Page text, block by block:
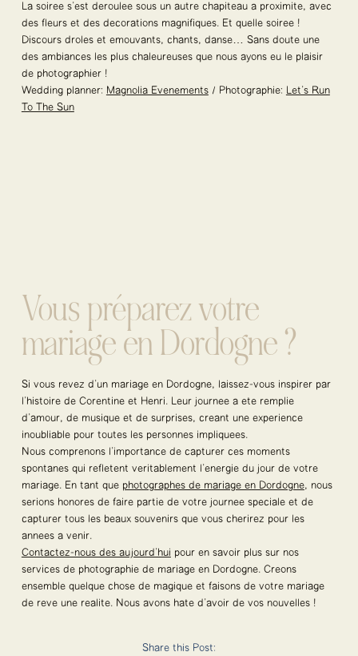
La soirée s’est déroulée sous un autre chapiteau à proximité, avec
des fleurs et des décorations magnifiques. Et quelle soirée !
Discours drôles et émouvants, chants, danse… Sans doute une
des ambiances les plus chaleureuses que nous ayons eu le plaisir
de photographier !
Wedding planner: Magnolia Evenements/ Photographie: Let’s Run
To The Sun
Vous préparez votre
mariage en Dordogne ?
Si vous rêvez d’un mariage en Dordogne, laissez-vous inspirer par
l’histoire de Corentine et Henri. Leur journée a été remplie
d’amour, de musique et de surprises, créant une expérience
inoubliable pour toutes les personnes impliquées.
Nous comprenons l’importance de capturer ces moments
spontanés qui reflètent véritablement l’énergie du jour de votre
mariage. En tant que photographes de mariage en Dordogne, nous
serions honorés de faire partie de votre journée spéciale et de
capturer tous les beaux souvenirs que vous chérirez pour les
années à venir.
Contactez-nous dès aujourd’hui pour en savoir plus sur nos
services de photographie de mariage en Dordogne. Créons
ensemble quelque chose de magique et faisons de votre mariage
de rêve une réalité. Nous avons hâte d’avoir de vos nouvelles !
Share this Post: